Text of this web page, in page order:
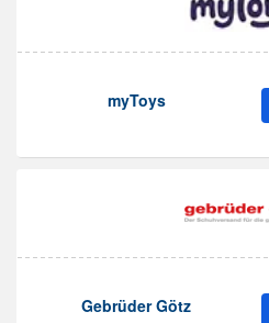
myToys
Gebrüder Götz